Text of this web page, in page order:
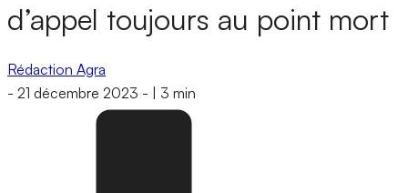
d’appel toujours au point mort
Rédaction Agra
- 21 décembre 2023 - 3 min